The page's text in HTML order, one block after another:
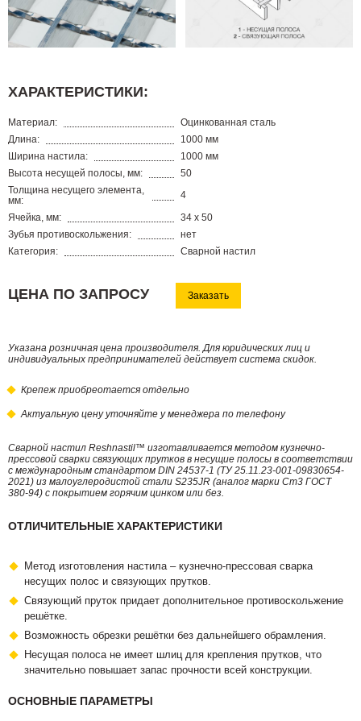
ХАРАКТЕРИСТИКИ:
Материал:
Оцинкованная сталь
Длина:
1000 мм
Ширина настила:
1000 мм
Высота несущей полосы, мм:
50
Толщина несущего элемента,
мм:
4
Ячейка, мм:
34 х 50
Зубья противоскольжения:
нет
Категория:
Сварной настил
ЦЕНА ПО ЗАПРОСУ Заказать
Указана розничная цена производителя. Для юридических лиц и
индивидуальных предпринимателей действует система скидок.
Крепеж приобреотается отдельно
Актуальную цену уточняйте у менеджера по телефону
Сварной настил Reshnastil™ изготавливается методом кузнечно-
прессовой сварки связующих прутков в несущие полосы в соответствии
с международным стандартом DIN 24537-1 (ТУ 25.11.23-001-09830654-
2021) из малоуглеродистой стали S235JR (аналог марки Ст3 ГОСТ
380-94) с покрытием горячим цинком или без.
ОТЛИЧИТЕЛЬНЫЕ ХАРАКТЕРИСТИКИ
Метод изготовления настила – кузнечно-прессовая сварка
несущих полос и связующих прутков.
Связующий пруток придает дополнительное противоскольжение
решётке.
Возможность обрезки решётки без дальнейшего обрамления.
Несущая полоса не имеет шлиц для крепления прутков, что
значительно повышает запас прочности всей конструкции.
ОСНОВНЫЕ ПАРАМЕТРЫ